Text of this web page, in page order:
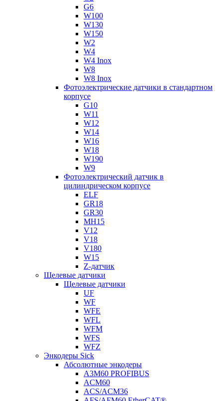
G6
W100
W130
W150
W2
W4
W4 Inox
W8
W8 Inox
Фотоэлектрические датчики в стандартном
корпусе
G10
W11
W12
W14
W16
W18
W190
W9
Фотоэлектрический датчик в
цилиндрическом корпусе
ELF
GR18
GR30
MH15
V12
V18
V180
W15
Z-датчик
Щелевые датчики
Щелевые датчики
UF
WF
WFE
WFL
WFM
WFS
WFZ
Энкодеры Sick
Абсолютные энкодеры
A3M60 PROFIBUS
ACM60
ACS/ACM36